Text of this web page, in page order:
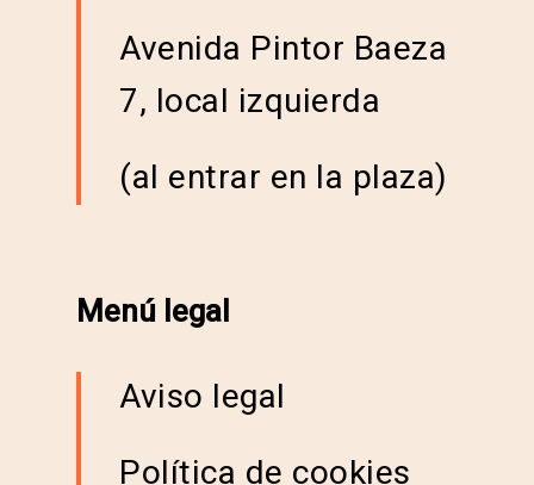
Avenida Pintor Baeza
7, local izquierda
(al entrar en la plaza)
Menú legal
Aviso legal
Política de cookies